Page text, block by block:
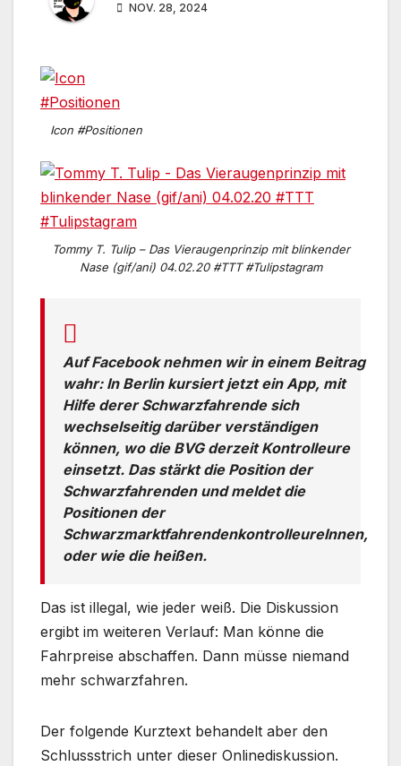
NOV. 28, 2024
Icon #Positionen
Tommy T. Tulip – Das Vieraugenprinzip mit blinkender
Nase (gif/ani) 04.02.20 #TTT #Tulipstagram
Auf Facebook nehmen wir in einem Beitrag
wahr: In Berlin kursiert jetzt ein App, mit
Hilfe derer Schwarzfahrende sich
wechselseitig darüber verständigen
können, wo die BVG derzeit Kontrolleure
einsetzt. Das stärkt die Position der
Schwarzfahrenden und meldet die
Positionen der
SchwarzmarktfahrendenkontrolleureInnen,
oder wie die heißen.
Das ist illegal, wie jeder weiß. Die Diskussion
ergibt im weiteren Verlauf: Man könne die
Fahrpreise abschaffen. Dann müsse niemand
mehr schwarzfahren.
Der folgende Kurztext behandelt aber den
Schlussstrich unter dieser Onlinediskussion.